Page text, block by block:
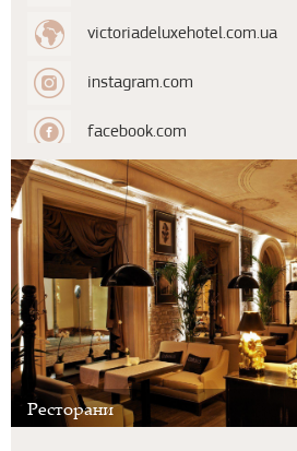
victoriadeluxehotel.com.ua
instagram.com
facebook.com
Ресторани